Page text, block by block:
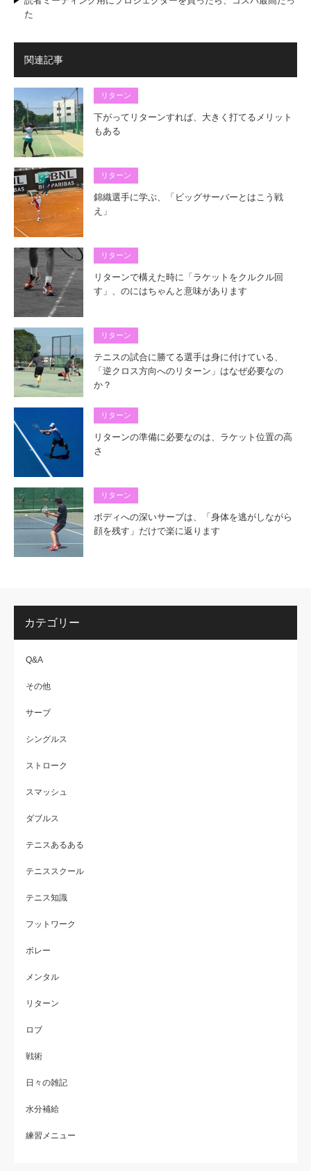
た
関連記事
リターン
下がってリターンすれば、大きく打てるメリット
もある
リターン
錦織選手に学ぶ、「ビッグサーバーとはこう戦
え」
リターン
リターンで構えた時に「ラケットをクルクル回
す」、のにはちゃんと意味があります
リターン
テニスの試合に勝てる選手は身に付けている、
「逆クロス方向へのリターン」はなぜ必要なの
か？
リターン
リターンの準備に必要なのは、ラケット位置の高
さ
リターン
ボディへの深いサーブは、「身体を逃がしながら
顔を残す」だけで楽に返ります
カテゴリー
Q&A
その他
サーブ
シングルス
ストローク
スマッシュ
ダブルス
テニスあるある
テニススクール
テニス知識
フットワーク
ボレー
メンタル
リターン
ロブ
戦術
日々の雑記
水分補給
練習メニュー